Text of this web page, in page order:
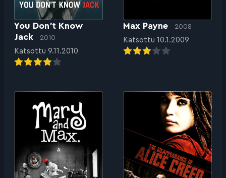
You Don’t Know
Jack
2010
Katsottu 9.11.2010
Max Payne 2008
Katsottu 10.1.2009